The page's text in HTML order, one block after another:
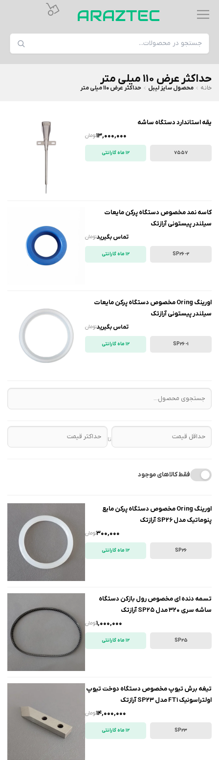
حداکثر عرض 110 میلی متر
خانه محصول سایز لیبل حداکثر عرض 110 میلی متر
یقه استاندارد دستگاه ساشه
تومان13,000,000
7557 12 ماه گارانتی
کاسه نمد مخصوص دستگاه پرکن مایعات
سیلندر پیستونی آرازتک
تومانتماس بگیرید
SP26-2 12 ماه گارانتی
اورینگ Oring مخصوص دستگاه پرکن مایعات
سیلندر پیستونی آرازتک
تومانتماس بگیرید
SP26-1 12 ماه گارانتی
تا
فقط کالاهای موجود
اورینگ Oring مخصوص دستگاه پرکن مایع
پنوماتیک مدل SP26 آرازتک
تومان300,000
SP26 12 ماه گارانتی
تسمه دنده ای مخصوص رول بازکن دستگاه
ساشه سری 320 مدل SP25 آرازتک
تومان1,000,000
SP25 12 ماه گارانتی
تیغه برش تیوپ مخصوص دستگاه دوخت تیوپ
اولتراسونیک FT1 مدل SP23 آرازتک
تومان14,000,000
SP23 12 ماه گارانتی